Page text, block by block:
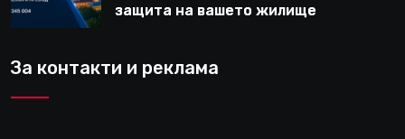
защита на вашето жилище
За контакти и реклама